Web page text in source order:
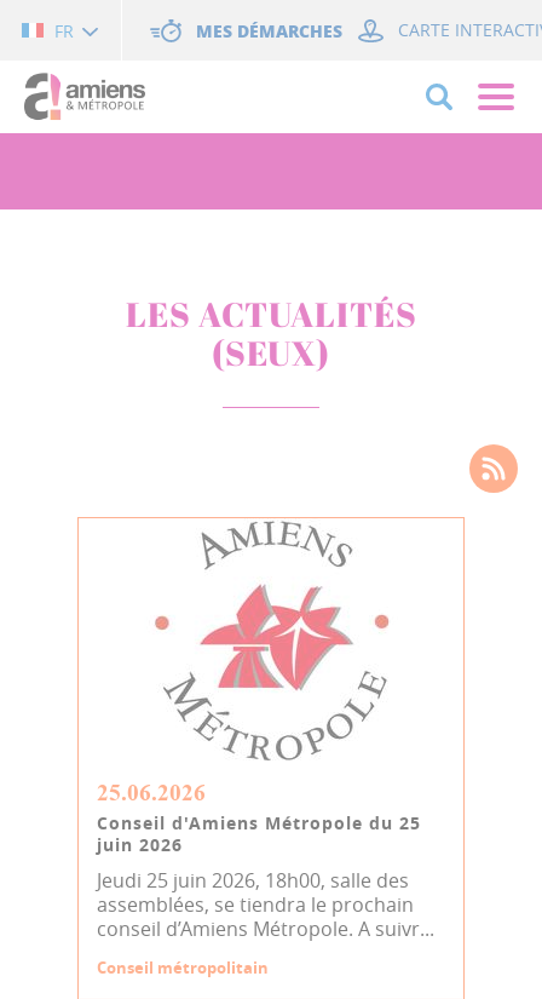
FR MES DÉMARCHES CARTE
LES ACTUALITÉS
(SEUX)
25.06.2026
Conseil d'Amiens Métropole du 25
juin 2026
Jeudi 25 juin 2026, 18h00, salle des
assemblées, se tiendra le prochain
conseil d’Amiens Métropole. A suivr...
Conseil métropolitain